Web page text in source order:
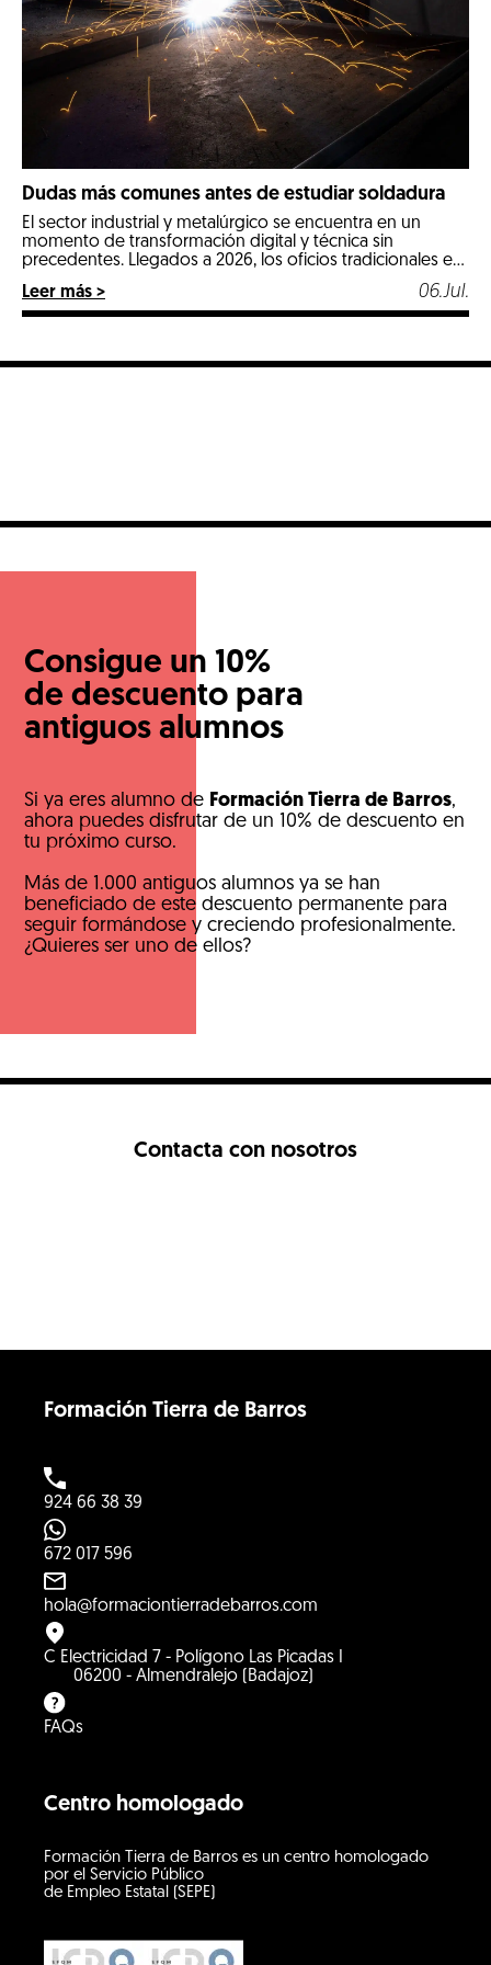
Dudas más comunes antes de estudiar soldadura
El sector industrial y metalúrgico se encuentra en un
momento de transformación digital y técnica sin
precedentes. Llegados a 2026, los oficios tradicionales e
opciones más estables, seguras y mejor remuneradas del
mercado laboral. Entre todos ellos, la soldadura destaca
Leer más > 06.Jul.
Consigue un 10%
de descuento para
antiguos alumnos
Si ya eres alumno de Formación Tierra de Barros,
ahora puedes disfrutar de un 10% de descuento en
tu próximo curso.
Más de 1.000 antiguos alumnos ya se han
beneficiado de este descuento permanente para
seguir formándose y creciendo profesionalmente.
¿Quieres ser uno de ellos?
Contacta con nosotros
Centro homologado
Formación Tierra de Barros es un centro homologado
por el Servicio Público
de Empleo Estatal (SEPE)
Formación Tierra de Barros
924 66 38 39
672 017 596
hola@formaciontierradebarros.com
C Electricidad 7 - Polígono Las Picadas I
06200 - Almendralejo (Badajoz)
FAQs